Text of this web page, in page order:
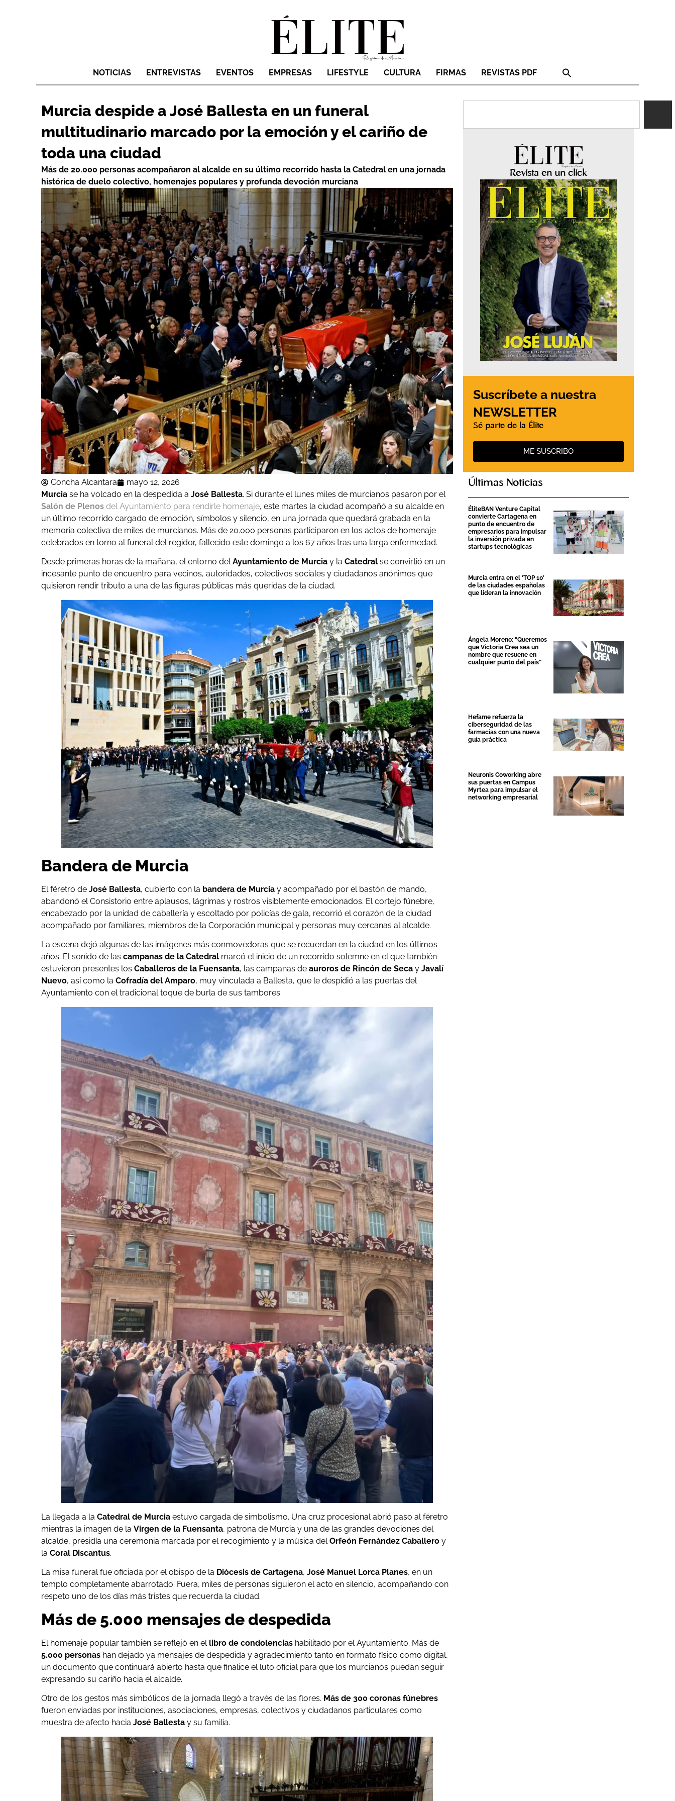
NOTICIAS ENTREVISTAS EVENTOS EMPRESAS LIFESTYLE CULTURA FIRMAS REVISTAS PDF
Murcia despide a José Ballesta en un funeral
multitudinario marcado por la emoción y el cariño de
toda una ciudad
Más de 20.000 personas acompañaron al alcalde en su último recorrido hasta la Catedral en una jornada
histórica de duelo colectivo, homenajes populares y profunda devoción murciana
Concha Alcantara
mayo 12, 2026
Murcia se ha volcado en la despedida a José Ballesta. Si durante el lunes miles de murcianos pasaron por el
Salón de Plenos del Ayuntamiento para rendirle homenaje, este martes la ciudad acompañó a su alcalde en
un último recorrido cargado de emoción, símbolos y silencio, en una jornada que quedará grabada en la
memoria colectiva de miles de murcianos. Más de 20.000 personas participaron en los actos de homenaje
celebrados en torno al funeral del regidor, fallecido este domingo a los 67 años tras una larga enfermedad.
Desde primeras horas de la mañana, el entorno delAyuntamiento de Murcia y la Catedral se convirtió en un
incesante punto de encuentro para vecinos, autoridades, colectivos sociales y ciudadanos anónimos que
quisieron rendir tributo a una de las figuras públicas más queridas de la ciudad.
Bandera de Murcia
El féretro de José Ballesta, cubierto con la bandera de Murcia y acompañado por el bastón de mando,
abandonó el Consistorio entre aplausos, lágrimas y rostros visiblemente emocionados. El cortejo fúnebre,
encabezado por la unidad de caballería y escoltado por policías de gala, recorrió el corazón de la ciudad
acompañado por familiares, miembros de la Corporación municipal y personas muy cercanas al alcalde.
La escena dejó algunas de las imágenes más conmovedoras que se recuerdan en la ciudad en los últimos
años. El sonido de las campanas de la Catedral marcó el inicio de un recorrido solemne en el que también
estuvieron presentes los Caballeros de la Fuensanta, las campanas de auroros de Rincón de Seca y Javalí
Nuevo, así como la Cofradía del Amparo, muy vinculada a Ballesta, que le despidió a las puertas del
Ayuntamiento con el tradicional toque de burla de sus tambores.
La llegada a la Catedral de Murcia estuvo cargada de simbolismo. Una cruz procesional abrió paso al féretro
mientras la imagen de la Virgen de la Fuensanta, patrona de Murcia y una de las grandes devociones del
alcalde, presidía una ceremonia marcada por el recogimiento y la música delOrfeón Fernández Caballero y
la Coral Discantus.
La misa funeral fue oficiada por el obispo de la Diócesis de Cartagena, José Manuel Lorca Planes, en un
templo completamente abarrotado. Fuera, miles de personas siguieron el acto en silencio, acompañando con
respeto uno de los días más tristes que recuerda la ciudad.
Más de 5.000 mensajes de despedida
El homenaje popular también se reflejó en el libro de condolencias habilitado por el Ayuntamiento. Más de
5.000 personas han dejado ya mensajes de despedida y agradecimiento tanto en formato físico como digital,
un documento que continuará abierto hasta que finalice el luto oficial para que los murcianos puedan seguir
expresando su cariño hacia el alcalde.
Otro de los gestos más simbólicos de la jornada llegó a través de las flores. Más de 300 coronas fúnebres
fueron enviadas por instituciones, asociaciones, empresas, colectivos y ciudadanos particulares como
muestra de afecto hacia José Ballesta y su familia.
Revista en un click
Suscríbete a nuestra
NEWSLETTER
Sé parte de la Élite
ME SUSCRIBO
Últimas Noticias
ÉliteBAN Venture Capital
convierte Cartagena en
punto de encuentro de
empresarios para impulsar
la inversión privada en
startups tecnológicas
Murcia entra en el ‘TOP 10’
de las ciudades españolas
que lideran la innovación
Ángela Moreno: “Queremos
que Victoria Crea sea un
nombre que resuene en
cualquier punto del país”
Hefame refuerza la
ciberseguridad de las
farmacias con una nueva
guía práctica
Neuronis Coworking abre
sus puertas en Campus
Myrtea para impulsar el
networking empresarial